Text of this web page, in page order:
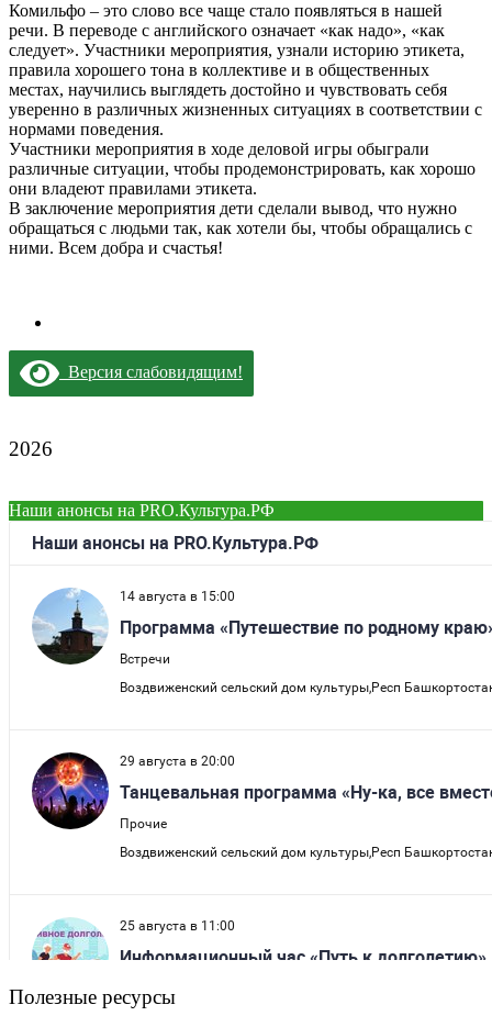
Комильфо – это слово все чаще стало появляться в нашей
речи. В переводе с английского означает «как надо», «как
следует». Участники мероприятия, узнали историю этикета,
правила хорошего тона в коллективе и в общественных
местах, научились выглядеть достойно и чувствовать себя
уверенно в различных жизненных ситуациях в соответствии с
нормами поведения.
Участники мероприятия в ходе деловой игры обыграли
различные ситуации, чтобы продемонстрировать, как хорошо
они владеют правилами этикета.
В заключение мероприятия дети сделали вывод, что нужно
обращаться с людьми так, как хотели бы, чтобы обращались с
ними. Всем добра и счастья!
Версия слабовидящим!
2026
Наши анонсы на PRO.Культура.РФ
Полезные ресурсы